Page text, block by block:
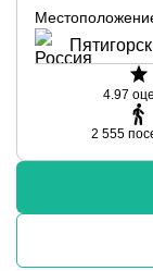
4.97
2 555